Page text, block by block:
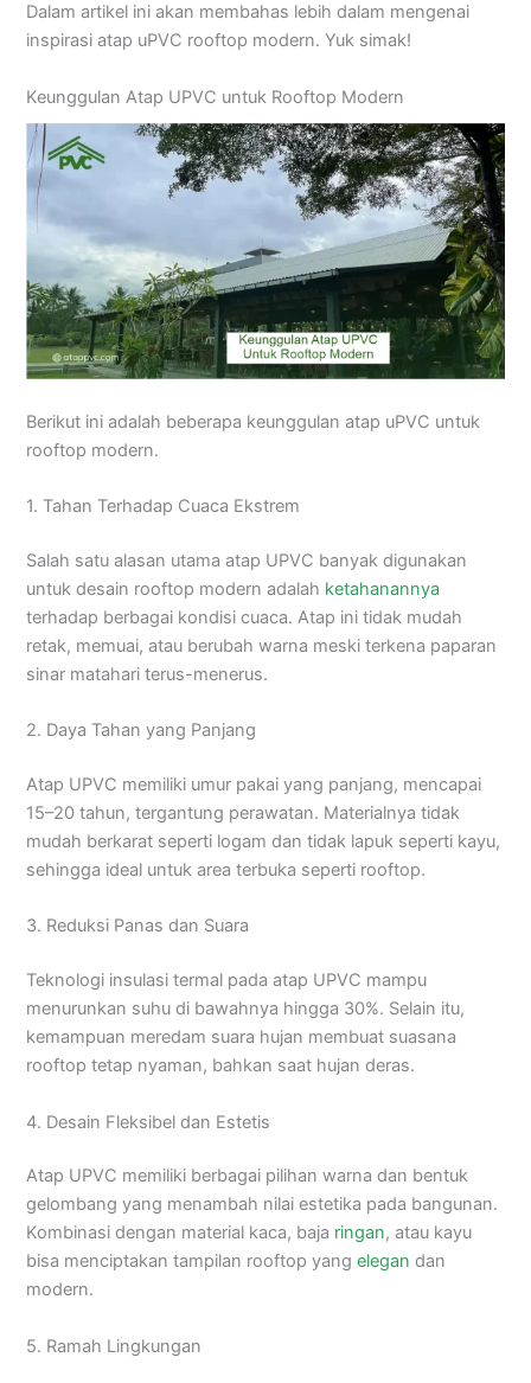
Dalam artikel ini akan membahas lebih dalam mengenai
inspirasi atap uPVC rooftop modern. Yuk simak!
Keunggulan Atap UPVC untuk Rooftop Modern
Berikut ini adalah beberapa keunggulan atap uPVC untuk
rooftop modern.
1. Tahan Terhadap Cuaca Ekstrem
Salah satu alasan utama atap UPVC banyak digunakan
untuk desain rooftop modern adalah ketahanannya
terhadap berbagai kondisi cuaca. Atap ini tidak mudah
retak, memuai, atau berubah warna meski terkena paparan
sinar matahari terus-menerus.
2. Daya Tahan yang Panjang
Atap UPVC memiliki umur pakai yang panjang, mencapai
15–20 tahun, tergantung perawatan. Materialnya tidak
mudah berkarat seperti logam dan tidak lapuk seperti kayu,
sehingga ideal untuk area terbuka seperti rooftop.
3. Reduksi Panas dan Suara
Teknologi insulasi termal pada atap UPVC mampu
menurunkan suhu di bawahnya hingga 30%. Selain itu,
kemampuan meredam suara hujan membuat suasana
rooftop tetap nyaman, bahkan saat hujan deras.
4. Desain Fleksibel dan Estetis
Atap UPVC memiliki berbagai pilihan warna dan bentuk
gelombang yang menambah nilai estetika pada bangunan.
Kombinasi dengan material kaca, baja ringan, atau kayu
bisa menciptakan tampilan rooftop yangelegan dan
modern.
5. Ramah Lingkungan